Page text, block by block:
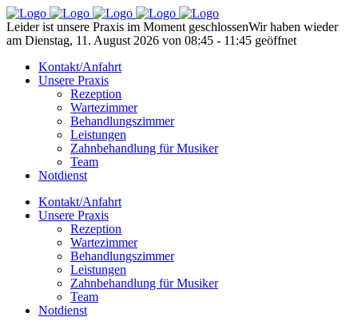
Leider ist unsere Praxis im Moment geschlossenWir haben wieder
am Dienstag, 11. August 2026 von 08:45 - 11:45 geöffnet
Kontakt/Anfahrt
Unsere Praxis
Rezeption
Wartezimmer
Behandlungszimmer
Leistungen
Zahnbehandlung für Musiker
Team
Notdienst
Kontakt/Anfahrt
Unsere Praxis
Rezeption
Wartezimmer
Behandlungszimmer
Leistungen
Zahnbehandlung für Musiker
Team
Notdienst